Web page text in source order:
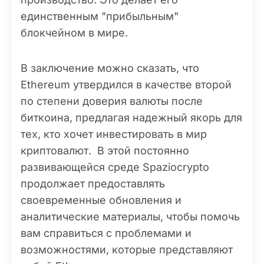
единственным "прибыльным"
блокчейном в мире.
В заключение можно сказать, что
Ethereum утвердился в качестве второй
по степени доверия валюты после
биткоина, предлагая надежный якорь для
тех, кто хочет инвестировать в мир
криптовалют. В этой постоянно
развивающейся среде Spaziocrypto
продолжает предоставлять
своевременные обновления и
аналитические материалы, чтобы помочь
вам справиться с проблемами и
возможностями, которые представляют